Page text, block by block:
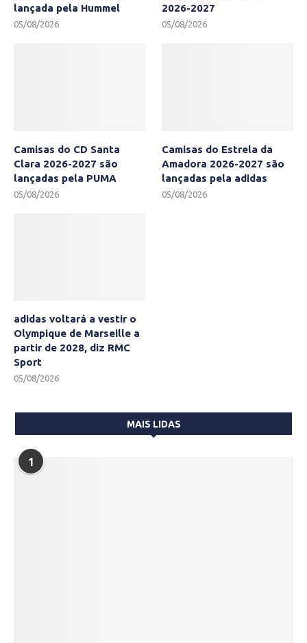
lançada pela Hummel
05/08/2026
2026-2027
05/08/2026
Camisas do CD Santa
Clara 2026-2027 são
lançadas pela PUMA
05/08/2026
Camisas do Estrela da
Amadora 2026-2027 são
lançadas pela adidas
05/08/2026
adidas voltará a vestir o
Olympique de Marseille a
partir de 2028, diz RMC
Sport
05/08/2026
MAIS LIDAS
1